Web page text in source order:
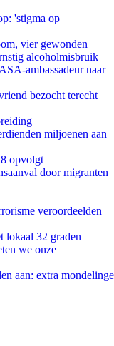
'stigma op
vier gewonden
alcoholmisbruik
ambassadeur naar
bezocht terecht
miljoenen aan
opvolgt
door migranten
veroordeelden
lokaal 32 graden
we onze
aan: extra mondelinge